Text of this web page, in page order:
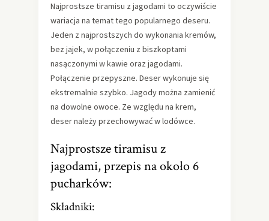
Najprostsze tiramisu z jagodami to oczywiście
wariacja na temat tego popularnego deseru.
Jeden z najprostszych do wykonania kremów,
bez jajek, w połączeniu z biszkoptami
nasączonymi w kawie oraz jagodami.
Połączenie przepyszne. Deser wykonuje się
ekstremalnie szybko. Jagody można zamienić
na dowolne owoce. Ze względu na krem,
deser należy przechowywać w lodówce.
Najprostsze tiramisu z
jagodami, przepis na około 6
pucharków:
Składniki: